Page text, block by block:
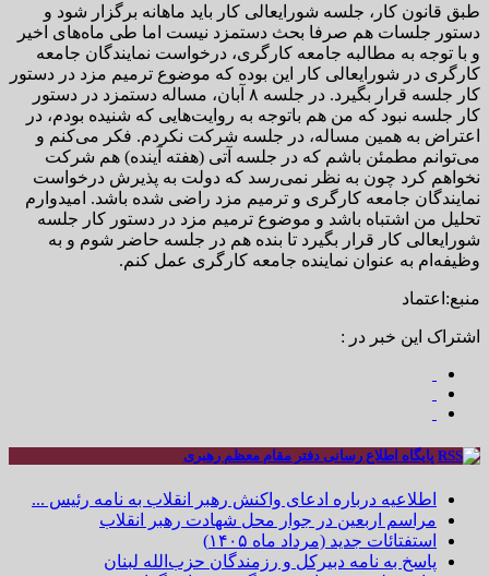
طبق قانون کار، جلسه شورایعالی کار باید ماهانه برگزار شود و
دستور جلسات هم صرفا بحث دستمزد نیست اما طی ماه‌های اخیر
و با توجه به مطالبه جامعه کارگری، درخواست نمایندگان جامعه
کارگری در شورایعالی کار این بوده که موضوع ترمیم مزد در دستور
کار جلسه قرار بگیرد. در جلسه ۸ آبان، مساله دستمزد در دستور
کار جلسه نبود که من هم باتوجه به روایت‌هایی که شنیده بودم، در
اعتراض به همین مساله، در جلسه شرکت نکردم. فکر می‌کنم و
می‌توانم مطمئن باشم که در جلسه آتی (هفته آینده) هم شرکت
نخواهم کرد چون به نظر نمی‌رسد که دولت به پذیرش درخواست
نمایندگان جامعه کارگری و ترمیم مزد راضی شده باشد. امیدوارم
تحلیل من اشتباه باشد و موضوع ترمیم مزد در دستور کار جلسه
شورایعالی کار قرار بگیرد تا بنده هم در جلسه حاضر شوم و به
وظیفه‌ام به عنوان نماینده جامعه کارگری عمل کنم.
منبع:اعتماد
اشتراک این خبر در :
پایگاه اطلاع رسانی دفتر مقام معظم رهبری
اطلاعیه درباره ادعای واکنش رهبر انقلاب به نامه رئیس ...
مراسم اربعین در جوار محل شهادت رهبر انقلاب
استفتائات جدید (مرداد ماه ۱۴۰۵)
پاسخ به نامه دبیرکل و رزمندگان حزب‌الله لبنان